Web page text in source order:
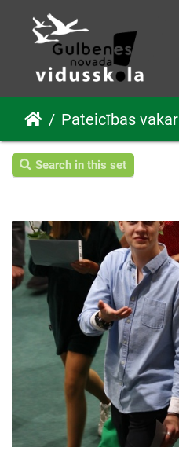
Pateicības vakars 30.05.2022
Search in this set